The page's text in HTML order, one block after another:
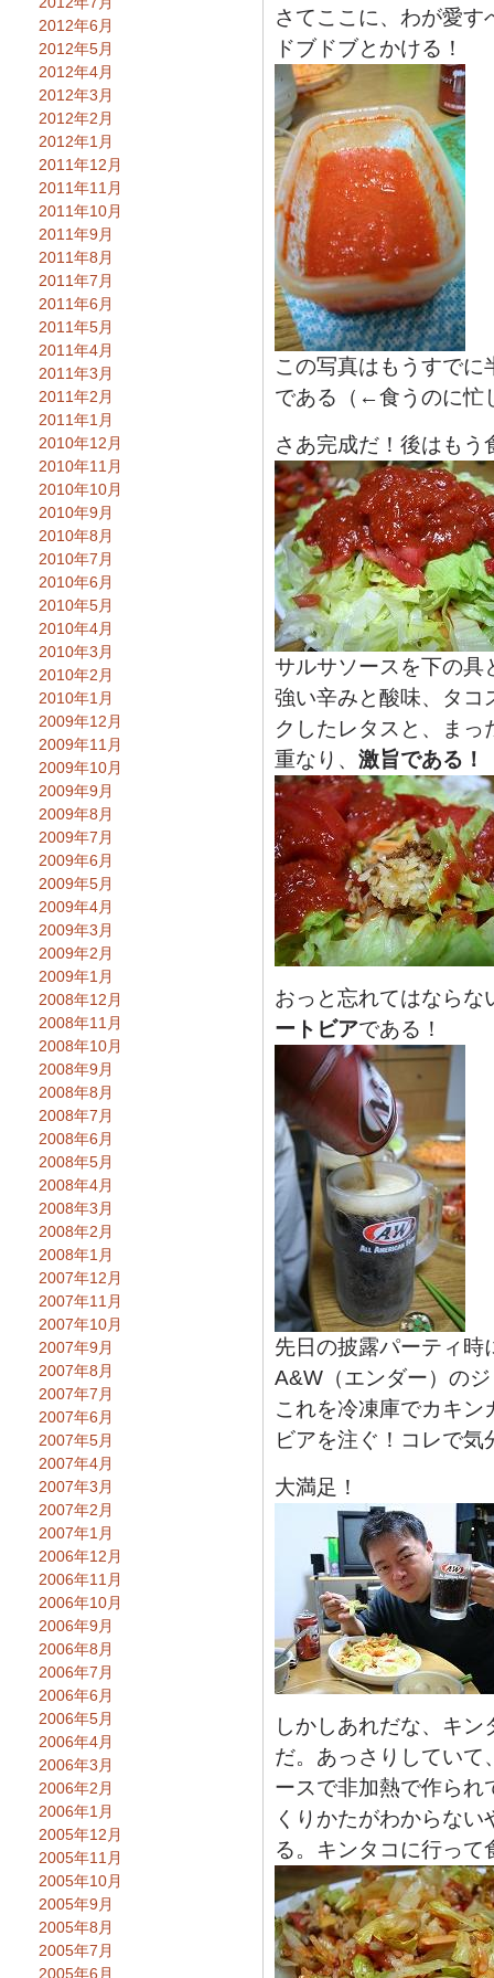
さてここに、わが愛
ドブドブとかける！
この写真はもうすで
である（←食うのに忙
さあ完成だ！後はもう
サルサソースを下の具
強い辛みと酸味、タコ
クしたレタスと、ま
重なり、 激旨である！
おっと忘れてはならな
ートビアである！
先日の披露パーティ時
A&W（エンダー）の
これを冷凍庫でカキ
ビアを注ぐ！コレで
大満足！
しかしあれだな、キ
だ。あっさりしていて
ースで非加熱で作られ
くりかたがわからな
る。キンタコに行って
2012年6月
2012年5月
2012年4月
2012年3月
2012年2月
2012年1月
2011年12月
2011年11月
2011年10月
2011年9月
2011年8月
2011年7月
2011年6月
2011年5月
2011年4月
2011年3月
2011年2月
2011年1月
2010年12月
2010年11月
2010年10月
2010年9月
2010年8月
2010年7月
2010年6月
2010年5月
2010年4月
2010年3月
2010年2月
2010年1月
2009年12月
2009年11月
2009年10月
2009年9月
2009年8月
2009年7月
2009年6月
2009年5月
2009年4月
2009年3月
2009年2月
2009年1月
2008年12月
2008年11月
2008年10月
2008年9月
2008年8月
2008年7月
2008年6月
2008年5月
2008年4月
2008年3月
2008年2月
2008年1月
2007年12月
2007年11月
2007年10月
2007年9月
2007年8月
2007年7月
2007年6月
2007年5月
2007年4月
2007年3月
2007年2月
2007年1月
2006年12月
2006年11月
2006年10月
2006年9月
2006年8月
2006年7月
2006年6月
2006年5月
2006年4月
2006年3月
2006年2月
2006年1月
2005年12月
2005年11月
2005年10月
2005年9月
2005年8月
2005年7月
2005年6月